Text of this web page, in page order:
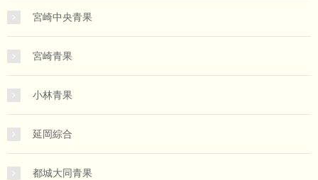
宮崎中央青果
宮崎青果
小林青果
延岡綜合
都城大同青果